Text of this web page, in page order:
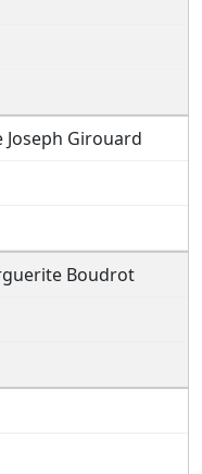
Joseph Girouard
Boudrot